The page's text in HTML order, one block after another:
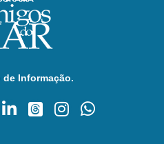
de Informação.